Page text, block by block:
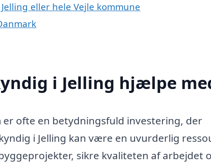
eller hele Vejle kommune
i Jelling hjælpe
ofte en betydningsfuld investering, der
i Jelling kan være en uvurderlig
sikre kvaliteten af arbejdet